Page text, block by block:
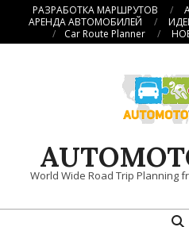
ПерейтиРАЗРАБОТКА МАРШРУТОВ
АРЕНДА АВТОМОБИЛЕЙ
Car Route Planner
World Wide Road Trip Planning